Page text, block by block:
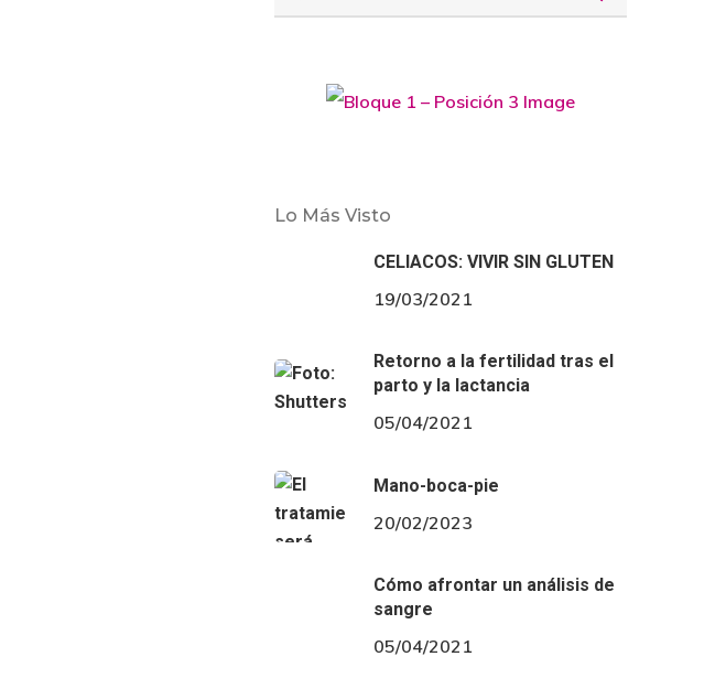
Lo Más Visto
CELIACOS: VIVIR SIN GLUTEN
19/03/2021
Retorno a la fertilidad tras el
parto y la lactancia
05/04/2021
Mano-boca-pie
20/02/2023
Cómo afrontar un análisis de
sangre
05/04/2021